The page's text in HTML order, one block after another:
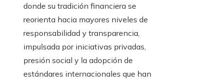
donde su tradición financiera se
reorienta hacia mayores niveles de
responsabilidad y transparencia,
impulsada por iniciativas privadas,
presión social y la adopción de
estándares internacionales que han